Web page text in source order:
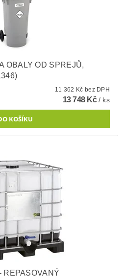
OBALY OD SPREJŮ,
11 362 Kč bez DPH
13 748 Kč/ ks
REPASOVANÝ